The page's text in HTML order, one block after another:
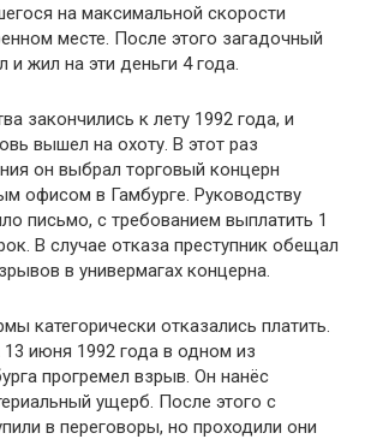
на максимальной скорости
месте. После этого загадочный
и жил на эти деньги 4 года.
закончились к лету 1992 года, и
вышел на охоту. В этот раз
он выбрал торговый концерн
офисом в Гамбурге. Руководству
письмо, с требованием выплатить 1
В случае отказа преступник обещал
в универмагах концерна.
категорически отказались платить.
июня 1992 года в одном из
прогремел взрыв. Он нанёс
ущерб. После этого с
в переговоры, но проходили они